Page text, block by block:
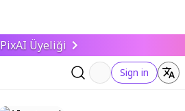
PixAI Üyeliği
Sign in